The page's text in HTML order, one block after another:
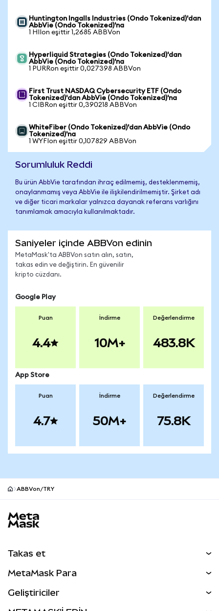
Huntington Ingalls Industries (Ondo Tokenized)'dan
AbbVie (Ondo Tokenized)'na
1 HIIon eşittir 1,2685 ABBVon
Hyperliquid Strategies (Ondo Tokenized)'dan
AbbVie (Ondo Tokenized)'na
1 PURRon eşittir 0,027398 ABBVon
First Trust NASDAQ Cybersecurity ETF (Ondo
Tokenized)'dan AbbVie (Ondo Tokenized)'na
1 CIBRon eşittir 0,390218 ABBVon
WhiteFiber (Ondo Tokenized)'dan AbbVie (Ondo
Tokenized)'na
1 WYFIon eşittir 0,107829 ABBVon
Sorumluluk Reddi
Bu ürün AbbVie tarafından ihraç edilmemiş, desteklenmemiş,
onaylanmamış veya AbbVie ile ilişkilendirilmemiştir. Şirket adı
ve diğer ticari markalar yalnızca dayanak referans varlığını
tanımlamak amacıyla kullanılmaktadır.
Saniyeler içinde ABBVon edinin
MetaMask'ta ABBVon satın alın, satın,
takas edin ve değiştirin. En güvenilir
kripto cüzdanı.
Google Play
Puan
4.4
İndirme
10M+
Değerlendirme
483.8K
App Store
Puan
4.7
İndirme
50M+
Değerlendirme
75.8K
ABBVon/TRY
Takas et
Perps
MetaMask Para
Geliştiriciler